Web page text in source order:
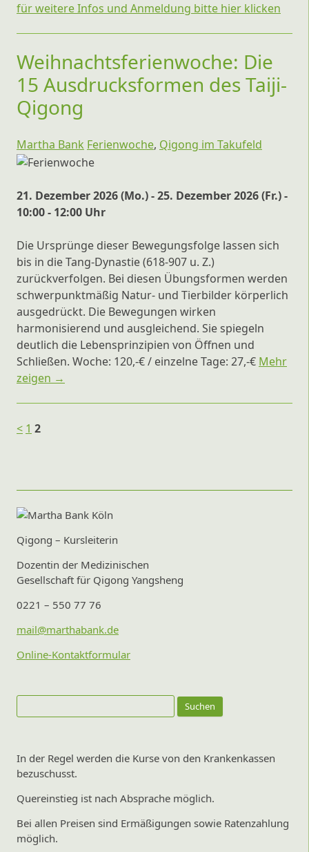
für weitere Infos und Anmeldung bitte hier klicken
Weihnachtsferienwoche: Die
15 Ausdrucksformen des Taiji-
Qigong
Martha Bank Ferienwoche, Qigong im Takufeld
21. Dezember 2026 (Mo.) - 25. Dezember 2026 (Fr.) -
10:00 - 12:00 Uhr
Die Ursprünge dieser Bewegungsfolge lassen sich
bis in die Tang-Dynastie (618-907 u. Z.)
zurückverfolgen. Bei diesen Übungsformen werden
schwerpunktmäßig Natur- und Tierbilder körperlich
ausgedrückt. Die Bewegungen wirken
harmonisierend und ausgleichend. Sie spiegeln
deutlich die Lebensprinzipien von Öffnen und
Schließen. Woche: 120,-€ / einzelne Tage: 27,-€ Mehr
zeigen →
< 1 2
Qigong – Kursleiterin
Dozentin der Medizinischen
Gesellschaft für Qigong Yangsheng
0221 – 550 77 76
mail@marthabank.de
Online-Kontaktformular
nach:
In der Regel werden die Kurse von den Krankenkassen
bezuschusst.
Quereinstieg ist nach Absprache möglich.
Bei allen Preisen sind Ermäßigungen sowie Ratenzahlung
möglich.